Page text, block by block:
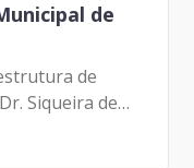
de
de
Siqueira de
da Saúde